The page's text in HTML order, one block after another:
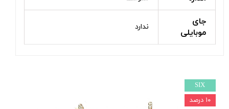
جای
موبایلی
ندارد
SIX
۱۰ درصد